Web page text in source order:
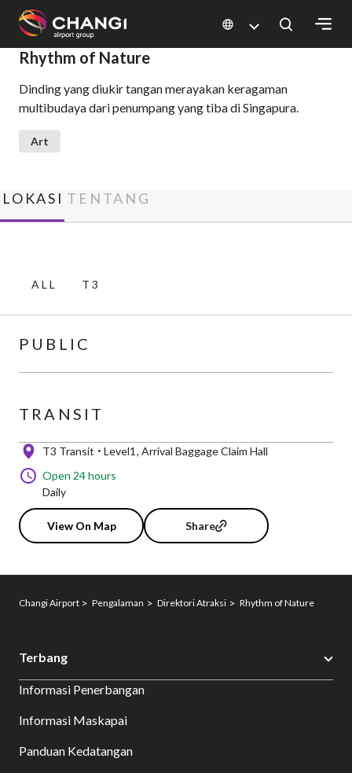
All
Changi
Sites:
Select:
Rhythm of Nature
Dinding yang diukir tangan merayakan keragaman
multibudaya dari penumpang yang tiba di Singapura.
Art
LOKASI TENTANG
ALL T3
PUBLIC
TRANSIT
T3 Transit Level1 Arrival Baggage Claim Hall
Open 24 hours
Daily
View On Map Share
Changi Airport Pengalaman Direktori Atraksi Rhythm of Nature
Terbang
Informasi Penerbangan
Informasi Maskapai
Panduan Kedatangan